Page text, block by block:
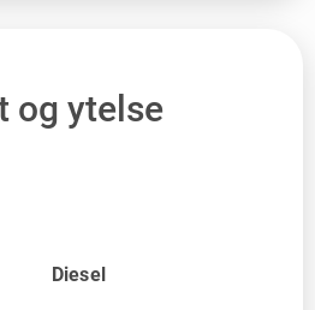
og ytelse
Diesel